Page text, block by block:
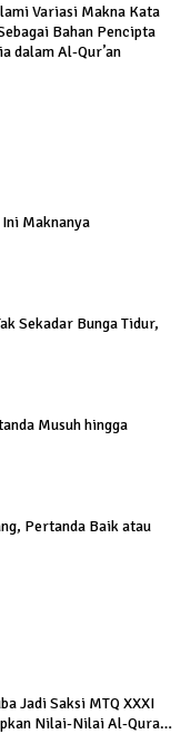
Variasi Makna Kata
Bahan Pencipta
dalam Al-Qur’an
Maknanya
Sekadar Bunga Tidur,
Musuh hingga
Pertanda Baik atau
Jadi Saksi MTQ XXXI
Nilai-Nilai Al-Quran